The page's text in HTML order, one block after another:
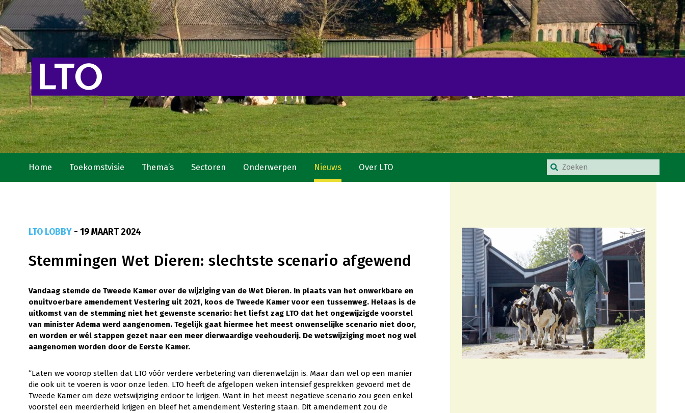
Home Toekomstvisie Thema’s Sectoren Onderwerpen Nieuws Over LTO
LTO LOBBY- 19 MAART 2024
Stemmingen Wet Dieren: slechtste scenario afgewend
Vandaag stemde de Tweede Kamer over de wijziging van de Wet Dieren. In plaats van het onwerkbare en
onuitvoerbare amendement Vestering uit 2021, koos de Tweede Kamer voor een tussenweg. Helaas is de
uitkomst van de stemming niet het gewenste scenario: het liefst zag LTO dat het ongewijzigde voorstel
van minister Adema werd aangenomen. Tegelijk gaat hiermee het meest onwenselijke scenario niet door,
en worden er wél stappen gezet naar een meer dierwaardige veehouderij. De wetswijziging moet nog wel
aangenomen worden door de Eerste Kamer.
“Laten we voorop stellen dat LTO vóór verdere verbetering van dierenwelzijn is. Maar dan wel op een manier
die ook uit te voeren is voor onze leden. LTO heeft de afgelopen weken intensief gesprekken gevoerd met de
Tweede Kamer om deze wetswijziging erdoor te krijgen. Want in het meest negatieve scenario zou geen enkel
voorstel een meerderheid krijgen en bleef het amendement Vestering staan. Dit amendement zou de